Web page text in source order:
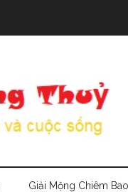
Giải Mộng Chiêm Bao